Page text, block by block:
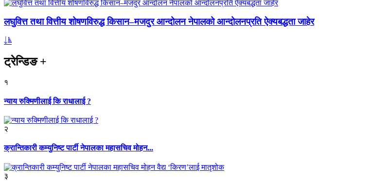
लघुवित्त तथा वित्तीय शोषणविरुद्ध किसान–मजदुर आन्दोलन नेपालको आन्दोलनप्रति ऐक्यबद्धता जाहेर
ट्रेन्डिङ+
१
न्याय रुक्मिणीलाई कि राधालाई ?
२
क्रान्तिकारी कम्युनिष्ट पार्टी नेपालका महासचिव मोहन...
३